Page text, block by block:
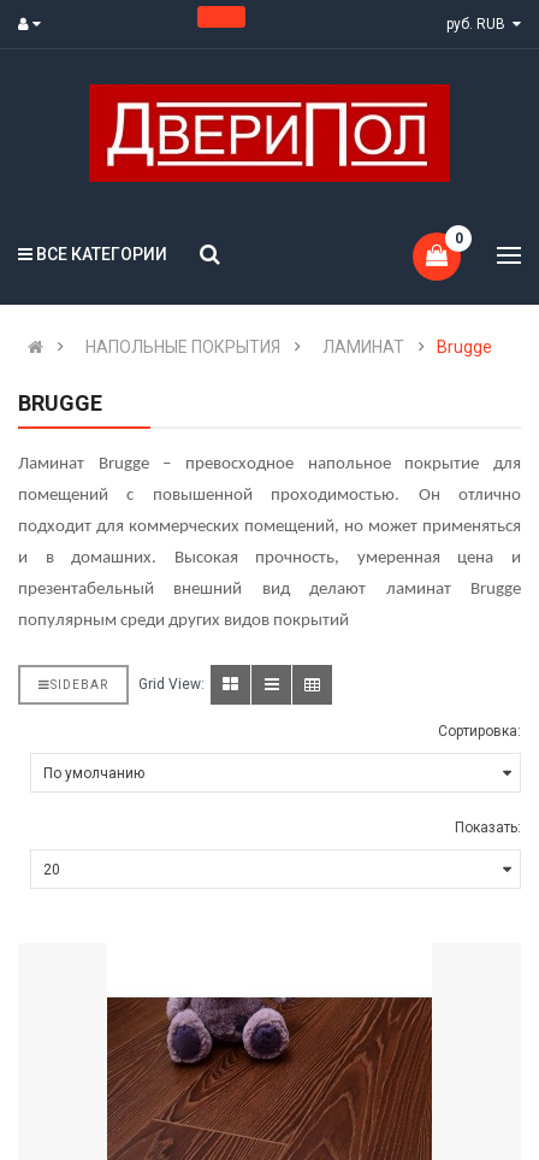
ВСЕ КАТЕГОРИИ
0
НАПОЛЬНЫЕ ПОКРЫТИЯ ЛАМИНАТ Brugge
BRUGGE
Ламинат Brugge – превосходное напольное покрытие для
помещений с повышенной проходимостью. Он отлично
подходит для коммерческих помещений, но может применяться
и в домашних. Высокая прочность, умеренная цена и
презентабельный внешний вид делают ламинат Brugge
популярным среди других видов покрытий
SIDEBAR Grid View:
Сортировка:
Показать: